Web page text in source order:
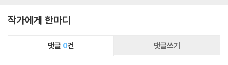
작가에게 한마디
댓글 0건 댓글쓰기